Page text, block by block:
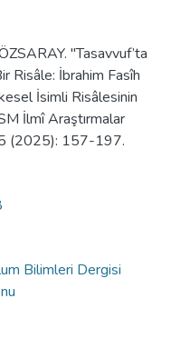
"Tasavvuf’ta
Risâle: İbrahim Fasîh
İsimli Risâlesinin
İlmî Araştırmalar
(2025): 157-197.
Bilimleri Dergisi